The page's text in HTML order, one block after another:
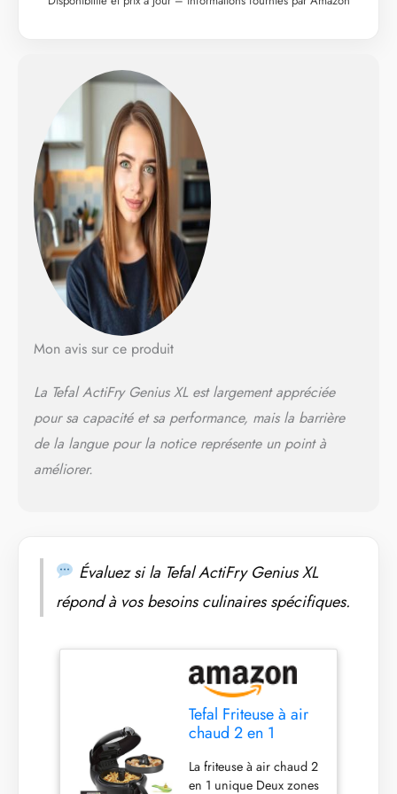
automatique de la
température, permet une
friture faible en gras ;
température réglable
pour des résultats de
cuisson précis De 80 à
220° C 9 programmes
automatiques
directement sur l'écran
avec une grande
automatique lors de
l'ouverture du couvercle,
tous les composants (bol
ActiFry, plaque de
XL 2 en 1, bol et plaque
de cuisson amovibles,
couvercle amovible,
manuel d'utilisation
REMARQUE : N'utilisez
pas d'objets tranchants
ou métalliques dans la
chambre de cuisson. Il
est recommandé
d'utiliser des ustensiles
de cuisine en bois, en
Mon avis sur ce produit
La Tefal ActiFry Genius XL est largement appréciée
pour sa capacité et sa performance, mais la barrière
de la langue pour la notice représente un point à
améliorer.
Évaluez si la Tefal ActiFry Genius XL
répond à vos besoins culinaires spécifiques.
Tefal Friteuse à air
chaud 2 en 1
YV9708 | 1500
watts | capacité :
La friteuse à air chaud 2
en 1 unique Deux zones